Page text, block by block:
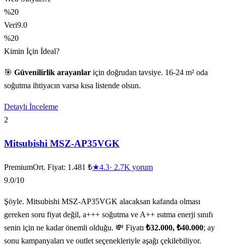
%20
Veri9.0
%20
Kimin İçin İdeal?
🎯 Güvenilirlik arayanlar için doğrudan tavsiye. 16-24 m² oda
soğutma ihtiyacın varsa kısa listende olsun.
Detaylı İnceleme
2
Mitsubishi MSZ-AP35VGK
PremiumOrt. Fiyat: 1.481 ₺★4.3· 2.7K yorum
9.0/10
Şöyle. Mitsubishi MSZ-AP35VGK alacaksan kafanda olması
gereken soru fiyat değil, a+++ soğutma ve A++ ısıtma enerji sınıfı
senin için ne kadar önemli olduğu. 💸 Fiyatı ₺32.000, ₺40.000; ay
sonu kampanyaları ve outlet seçenekleriyle aşağı çekilebiliyor.